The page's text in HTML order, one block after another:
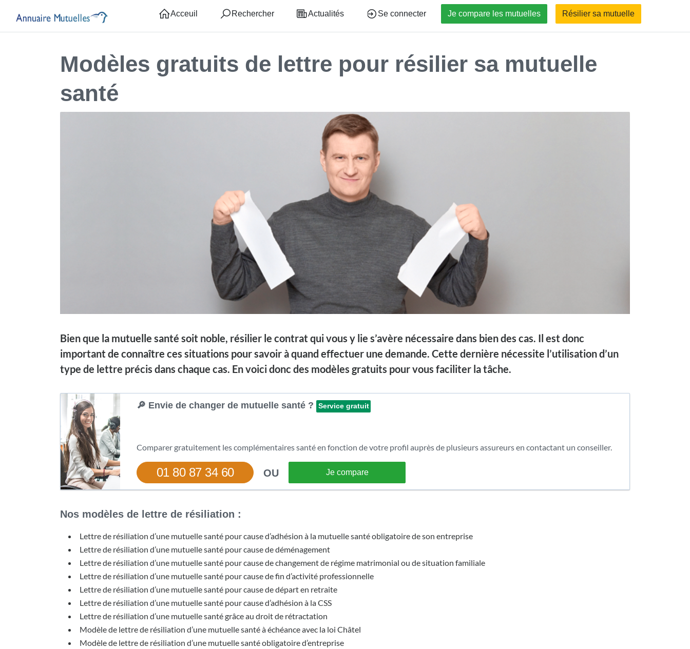
Acceuil Rechercher Actualités Se connecter Je compare les mutuelles Résilier sa mutuelle
Modèles gratuits de lettre pour résilier sa mutuelle
santé
Bien que la mutuelle santé soit noble, résilier le contrat qui vous y lie s’avère nécessaire dans bien des cas. Il est donc
important de connaître ces situations pour savoir à quand effectuer une demande. Cette dernière nécessite l’utilisation d’un
type de lettre précis dans chaque cas. En voici donc des modèles gratuits pour vous faciliter la tâche.
🔎 Envie de changer de mutuelle santé ? Service gratuit
Comparer gratuitement les complémentaires santé en fonction de votre profil auprès de plusieurs assureurs en contactant un conseiller.
01 80 87 34 60 OU Je compare
Nos modèles de lettre de résiliation :
Lettre de résiliation d’une mutuelle santé pour cause d’adhésion à la mutuelle santé obligatoire de son entreprise
Lettre de résiliation d’une mutuelle santé pour cause de déménagement
Lettre de résiliation d’une mutuelle santé pour cause de changement de régime matrimonial ou de situation familiale
Lettre de résiliation d’une mutuelle santé pour cause de fin d’activité professionnelle
Lettre de résiliation d’une mutuelle santé pour cause de départ en retraite
Lettre de résiliation d’une mutuelle santé pour cause d’adhésion à la CSS
Lettre de résiliation d’une mutuelle santé grâce au droit de rétractation
Modèle de lettre de résiliation d’une mutuelle santé à échéance avec la loi Châtel
Modèle de lettre de résiliation d’une mutuelle santé obligatoire d’entreprise